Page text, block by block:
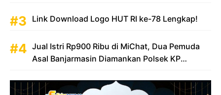
Link Download Logo HUT RI ke-78 Lengkap!
Jual Istri Rp900 Ribu di MiChat, Dua Pemuda
Asal Banjarmasin Diamankan Polsek KP